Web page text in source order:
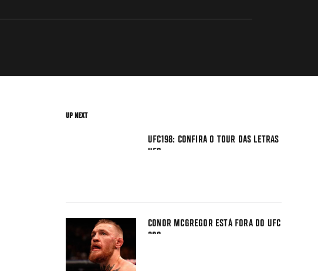
UP NEXT
UFC198: CONFIRA O TOUR DAS LETRAS
UFC
CONOR MCGREGOR ESTÁ FORA DO UFC
200